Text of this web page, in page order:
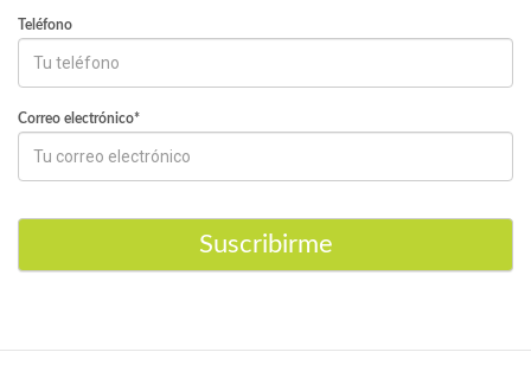
Teléfono
Correo electrónico*
Suscribirme